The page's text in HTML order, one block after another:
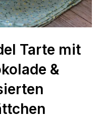
Tarte mit
&